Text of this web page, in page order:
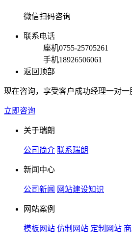
微信扫码咨询
联系电话
座机0755-25705261
手机18926506061
返回顶部
现在咨询，享受客户成功经理一对一
立即咨询
关于瑞朗
公司简介 联系瑞朗
新闻中心
公司新闻 网站建设知识
网站案例
模板网站 仿制网站 定制网站